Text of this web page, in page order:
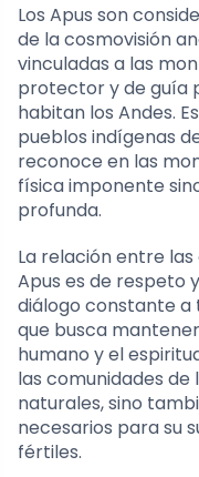
Los Apus son
de la cosmovisión
vinculadas a las
protector y de guía
habitan los Andes.
pueblos indígenas
reconoce en las
física imponente
profunda.
La relación entre
Apus es de respeto
diálogo constante a
que busca
humano y el
las comunidades de
naturales, sino
necesarios para su
fértiles.